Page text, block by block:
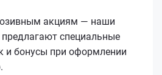
акциям — наши
специальные
и бонусы при оформлении